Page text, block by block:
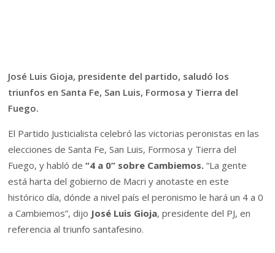
José Luis Gioja, presidente del partido, saludó los
triunfos en Santa Fe, San Luis, Formosa y Tierra del
Fuego.
El Partido Justicialista celebró las victorias peronistas en las
elecciones de Santa Fe, San Luis, Formosa y Tierra del
Fuego, y habló de “4 a 0” sobre Cambiemos. “La gente
está harta del gobierno de Macri y anotaste en este
histórico día, dónde a nivel país el peronismo le hará un 4 a 0
a Cambiemos”, dijo José Luis Gioja, presidente del PJ, en
referencia al triunfo santafesino.